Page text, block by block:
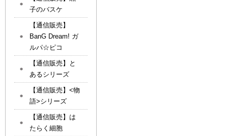
子のバスケ
【通信販売】
BanG Dream! ガ
ルパ☆ピコ
【通信販売】と
あるシリーズ
【通信販売】<物
語>シリーズ
【通信販売】は
たらく細胞